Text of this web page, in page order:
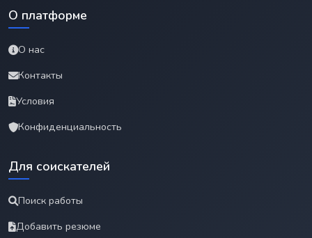
О платформе
О нас
Контакты
Условия
Конфиденциальность
Для соискателей
Поиск работы
Добавить резюме